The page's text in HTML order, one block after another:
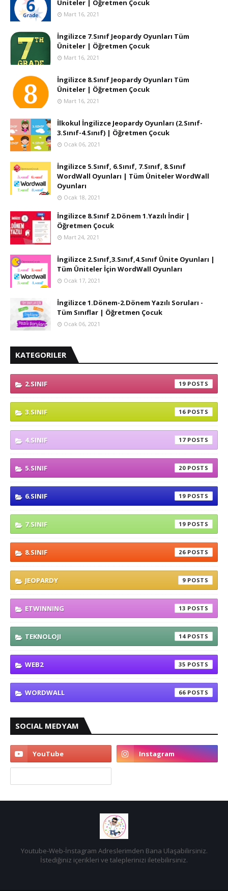
Üniteler | Öğretmen Çocuk
Mart 16, 2021
İngilizce 7.Sınıf Jeopardy Oyunları Tüm
Üniteler | Öğretmen Çocuk
Mart 16, 2021
İngilizce 8.Sınıf Jeopardy Oyunları Tüm
Üniteler | Öğretmen Çocuk
Mart 16, 2021
İlkokul İngilizce Jeopardy Oyunları (2.Sınıf-
3.Sınıf-4.Sınıf) | Öğretmen Çocuk
Ocak 06, 2021
İngilizce 5.Sınıf, 6.Sınıf, 7.Sınıf, 8.Sınıf
WordWall Oyunları | Tüm Üniteler WordWall
Oyunları
Ocak 18, 2021
İngilizce 8.Sınıf 2.Dönem 1.Yazılı İndir |
Öğretmen Çocuk
Mart 24, 2021
İngilizce 2.Sınıf,3.Sınıf,4.Sınıf Ünite Oyunları |
Tüm Üniteler İçin WordWall Oyunları
Ocak 17, 2021
İngilizce 1.Dönem-2.Dönem Yazılı Soruları -
Tüm Sınıflar | Öğretmen Çocuk
Ocak 06, 2021
KATEGORILER
2.SINIF 19
3.SINIF 16
4.SINIF 17
5.SINIF 20
6.SINIF 19
7.SINIF 19
8.SINIF 26
JEOPARDY 9
ETWINNING 13
TEKNOLOJI 14
WEB2 35
WORDWALL 66
SOCIAL MEDYAM
Youtube-Web-İnstagram Adreslerimden Bana Ulaşabilirsiniz.
İstediğiniz içerikleri ve taleplerinizi iletebilirsiniz.